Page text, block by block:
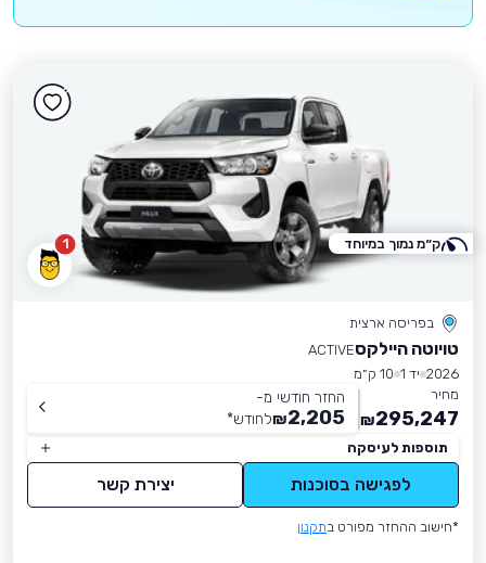
1
בפריסה ארצית
טויוטה היילקסACTIVE
2026 יד 1
10 ק״מ
מחיר
295,247
₪
החזר חודשי מ-
2,205
₪לחודש*
תוספות לעיסקה
לפגישה בסוכנות יצירת קשר
*חישוב ההחזר מפורט בתקנון
ק״מ נמוך במיוחד